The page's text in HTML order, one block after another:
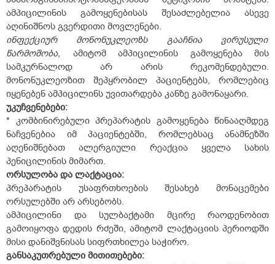
ამპიცილინის გამოყენებისას შესაძლებელია ასევე
აღინიშნოს გვერდითი მოვლენები.
ინფექციურ
მონონუკლეოზს გააჩნია ვირუსული
წარმოშობა,
ამიტომ ამპიცილინის გამოყენება მის
სამკურნალოდ არ არის რეკომენდებული.
მონონუკლეოზით შეპყრობილ პაციენტებს, რომლებიც
იყენებენ ამპიცილინს უვითარდება კანზე გამონაყარი.
უკუჩვენებები:
* კომბინირებული პრეპარატის გამოყენება წინააღმდეგ
ნაჩვენებია იმ პაციენტებში, რომლებსაც ანამნეზში
აღენიშნებათ ალერგიული რეაქცია ყველა სახის
პენიცილინის მიმართ.
ორსულობა და ლაქტაცია:
პრეპარატის უსაფრთხოების შესახებ მონაცემები
ორსულებში არ არსებობს.
ამპიცილინი და სულბაქტამი მცირე რაოდენობით
გამოიყოფა დედის რძეში, ამიტომ ლაქტაციის პერიოდში
მისი დანიშვნისას სიფრთხილეა საჭირო.
განსაკუთრებული მითითებები: